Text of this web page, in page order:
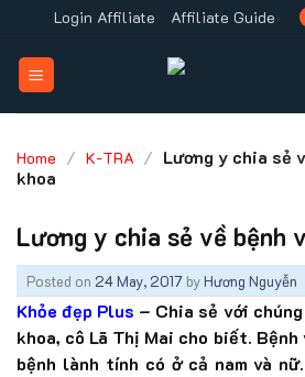
to
content
Login Affiliate Affiliate Guide
Home / K-TRA / Lương y chia sẻ
khoa
Lương y chia sẻ về bệnh
Posted on 24 May, 2017 byHương Nguyễn
Khỏe đẹp Plus – Chia sẻ với
khoa, cô Lã Thị Mai cho biết.
bệnh lành tính có ở cả nam và